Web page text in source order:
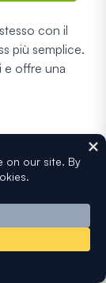
con il
più semplice.
e offre una
guadagnare
perché è